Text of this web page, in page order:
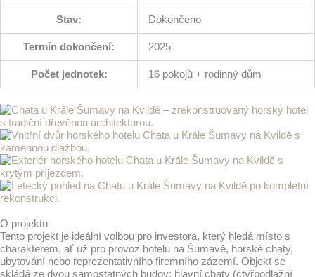
Stav: Dokončeno
Termín dokončení: 2025
Počet jednotek: 16 pokojů + rodinný dům
O projektu
Tento projekt je ideální volbou pro investora, který hledá místo s
charakterem, ať už pro provoz hotelu na Šumavě, horské chaty,
ubytování nebo reprezentativního firemního zázemí. Objekt se
skládá ze dvou samostatných budov: hlavní chaty (čtyřpodlažní